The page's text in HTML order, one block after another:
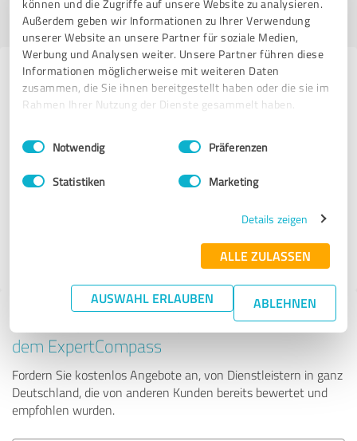
können und die Zugriffe auf unsere Website zu analysieren.
Außerdem geben wir Informationen zu Ihrer Verwendung
unserer Website an unsere Partner für soziale Medien,
Werbung und Analysen weiter. Unsere Partner führen diese
Informationen möglicherweise mit weiteren Daten
zusammen, die Sie ihnen bereitgestellt haben oder die sie im
Rahmen Ihrer Nutzung der Dienste gesammelt haben.
Impressum Datenschutzbestimmungen
Einwilligungsauswahl
Notwendig Präferenzen
Statistiken Marketing
Details zeigen
ALLE ZULASSEN
AUSWAHL ERLAUBEN ABLEHNEN
Profil aktiv seit 11.09.2022 |Letzte Aktualisierung: 11.09.2022|Profil
melden
Erfahrungen zu weiteren
Anbietern aus dem Bereich
Tipp: Die passenden Experten finden - mit
dem ExpertCompass
Fordern Sie kostenlos Angebote an, von Dienstleistern in ganz
Deutschland, die von anderen Kunden bereits bewertet und
empfohlen wurden.